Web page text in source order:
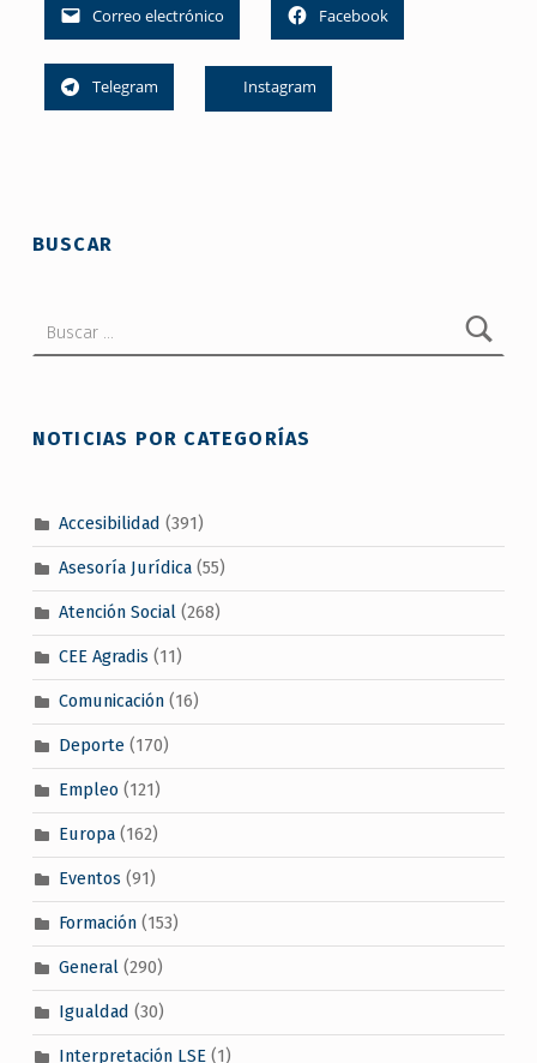
Correo electrónico Facebook
Telegram Instagram
BUSCAR
NOTICIAS POR CATEGORÍAS
Accesibilidad (391)
Asesoría Jurídica(55)
Atención Social(268)
CEE Agradis (11)
Comunicación(16)
Deporte(170)
Empleo (121)
Europa(162)
Eventos (91)
Formación(153)
General(290)
Igualdad (30)
Interpretación LSE(1)